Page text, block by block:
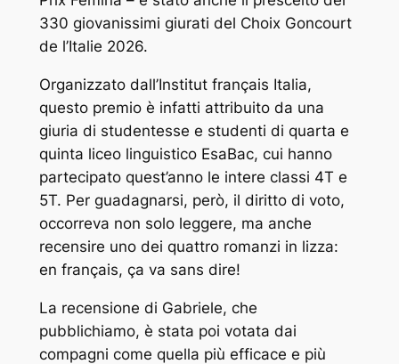
330 giovanissimi giurati del Choix Goncourt
de l’Italie 2026.
Organizzato dall’Institut français Italia,
questo premio è infatti attribuito da una
giuria di studentesse e studenti di quarta e
quinta liceo linguistico EsaBac, cui hanno
partecipato quest’anno le intere classi 4T e
5T. Per guadagnarsi, però, il diritto di voto,
occorreva non solo leggere, ma anche
recensire uno dei quattro romanzi in lizza:
en français, ça va sans dire!
La recensione di Gabriele, che
pubblichiamo, è stata poi votata dai
compagni come quella più efficace e più